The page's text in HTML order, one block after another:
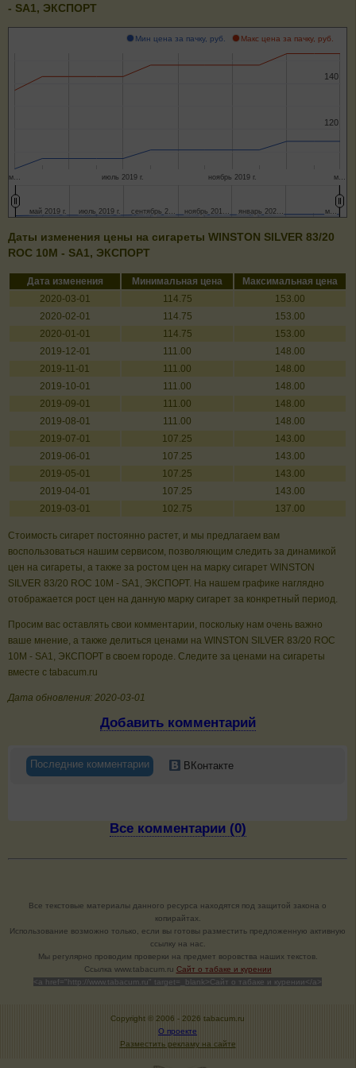
- SA1, ЭКСПОРТ
Мин цена за пачку, руб. Макс цена за пачку, руб.
м… июль 2019 г. ноябрь 2019 г. м…
120
120
140
140
май 2019 г.
май 2019 г. июль 2019 г.
июль 2019 г. сентябрь 2…
сентябрь 2… ноябрь 201…
ноябрь 201… январь 202…
январь 202… м…
м…
Даты изменения цены на сигареты WINSTON SILVER 83/20
ROC 10M - SA1, ЭКСПОРТ
Дата изменения Минимальная цена
Максимальная цена
2020-03-01
114.75
153.00
2020-02-01
114.75
153.00
2020-01-01
114.75
153.00
2019-12-01
111.00
148.00
2019-11-01
111.00
148.00
2019-10-01
111.00
148.00
2019-09-01
111.00
148.00
2019-08-01
111.00
148.00
2019-07-01
107.25
143.00
2019-06-01
107.25
143.00
2019-05-01
107.25
143.00
2019-04-01
107.25
143.00
2019-03-01
102.75 137.00
Стоимость сигарет постоянно растет, и мы предлагаем вам
воспользоваться нашим сервисом, позволяющим следить за динамикой
цен на сигареты, а также за ростом цен на марку сигарет WINSTON
SILVER 83/20 ROC 10M - SA1, ЭКСПОРТ. На нашем графике наглядно
отображается рост цен на данную марку сигарет за конкретный период.
Просим вас оставлять свои комментарии, поскольку нам очень важно
ваше мнение, а также делиться ценами на WINSTON SILVER 83/20 ROC
10M - SA1, ЭКСПОРТ в своем городе. Следите за ценами на сигареты
вместе с tabacum.ru
Дата обновления: 2020-03-01
Добавить комментарий
Последние комментарии ВКонтакте
Все комментарии (0)
Все текстовые материалы данного ресурса находятся под защитой закона о
копирайтах.
Использование возможно только, если вы готовы разместить предложенную активную
ссылку на нас.
Мы регулярно проводим проверки на предмет воровства наших текстов.
Cсылка www.tabacum.ru Сайт о табаке и курении
<a href="http://www.tabacum.ru" target=_blank>Сайт о табаке и курении</a>
Copyright © 2006 - 2026 tabacum.ru
О проекте
Разместить рекламу на сайте